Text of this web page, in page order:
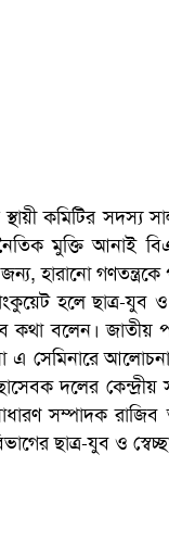
কমিটির সদস্য
মুক্তি আনাই
হারানো
হলে ছাত্র-যুব
বলেন। জাতীয়
এ সেমিনারে
দলের
সম্পাদক
ছাত্র-যুব ও